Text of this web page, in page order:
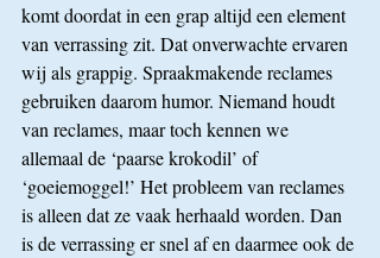
komt doordat in een grap altijd een element
van verrassing zit. Dat onverwachte ervaren
wij als grappig. Spraakmakende reclames
gebruiken daarom humor. Niemand houdt
van reclames, maar toch kennen we
allemaal de ‘paarse krokodil’ of
‘goeiemoggel!’ Het probleem van reclames
is alleen dat ze vaak herhaald worden. Dan
is de verrassing er snel af en daarmee ook de